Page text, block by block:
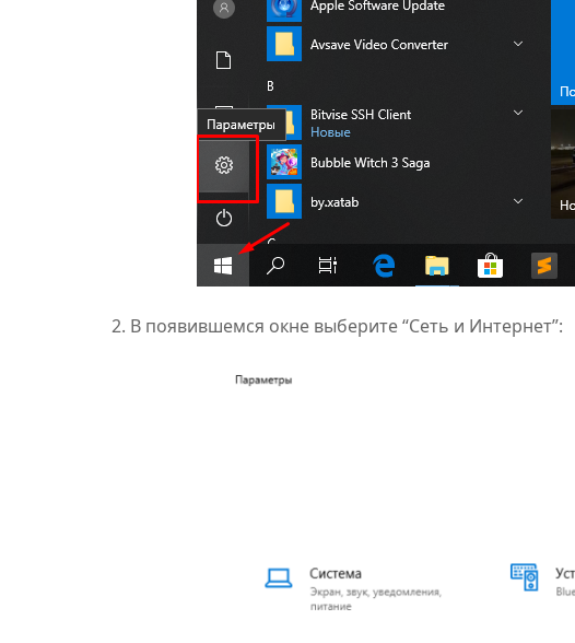
2. В появившемся окне выберите “Сеть и Интернет”: